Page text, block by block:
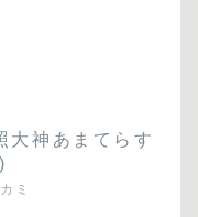
神あまてらす
ミ